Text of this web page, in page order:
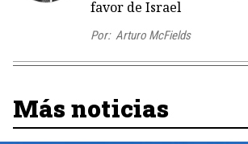
favor de Israel
Por: Arturo McFields
Más noticias